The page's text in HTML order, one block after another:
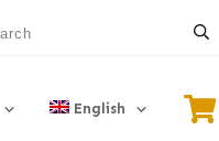
English